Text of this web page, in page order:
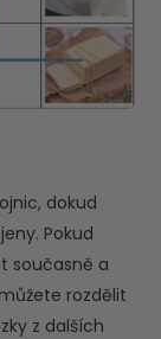
dokud
Pokud
současně a
rozdělit
z dalších